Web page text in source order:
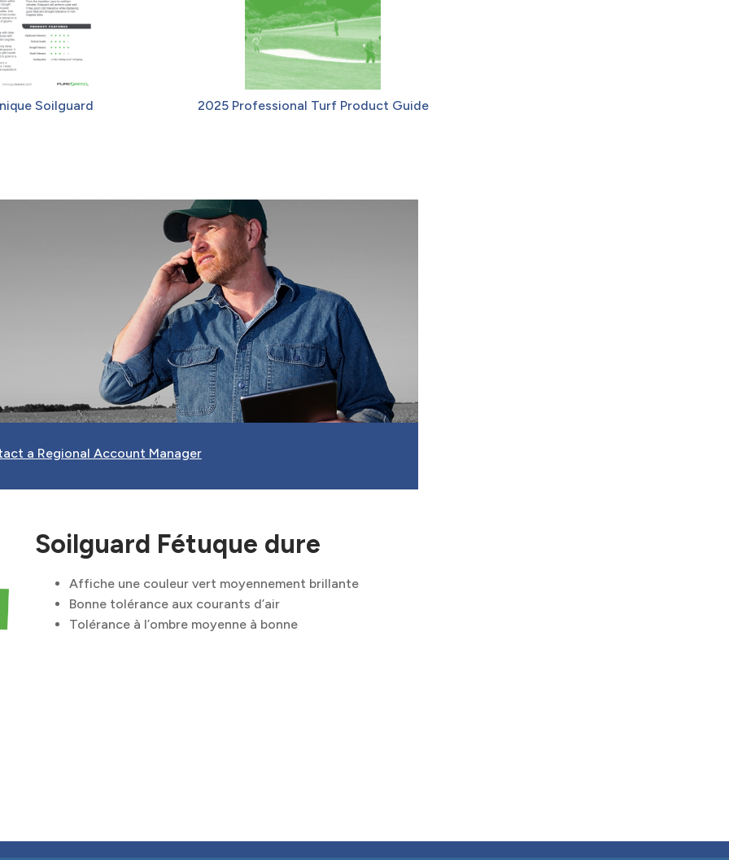
Soilguard 2025 Professional Turf Product Guide
a Regional Account Manager
Soilguard Fétuque dure
Affiche une couleur vert moyennement brillante
Bonne tolérance aux courants d’air
Tolérance à l’ombre moyenne à bonne